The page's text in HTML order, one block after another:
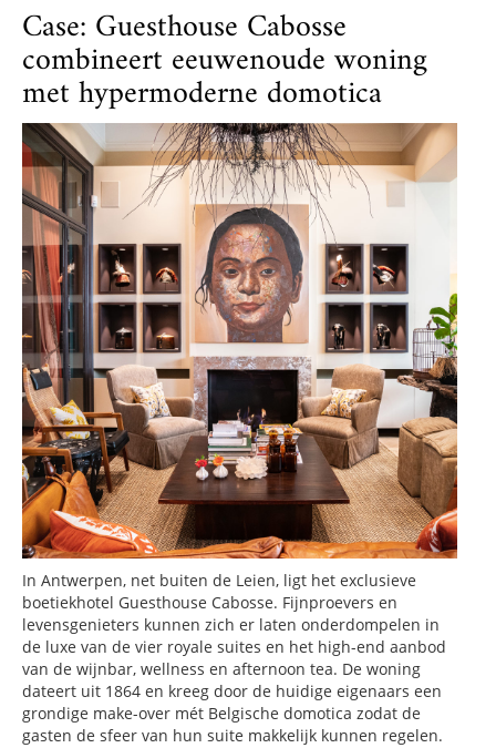
Case: Guesthouse Cabosse
combineert eeuwenoude woning
met hypermoderne domotica
In Antwerpen, net buiten de Leien, ligt het exclusieve
boetiekhotel Guesthouse Cabosse. Fijnproevers en
levensgenieters kunnen zich er laten onderdompelen in
de luxe van de vier royale suites en het high-end aanbod
van de wijnbar, wellness en afternoon tea. De woning
dateert uit 1864 en kreeg door de huidige eigenaars een
grondige make-over mét Belgische domotica zodat de
gasten de sfeer van hun suite makkelijk kunnen regelen.